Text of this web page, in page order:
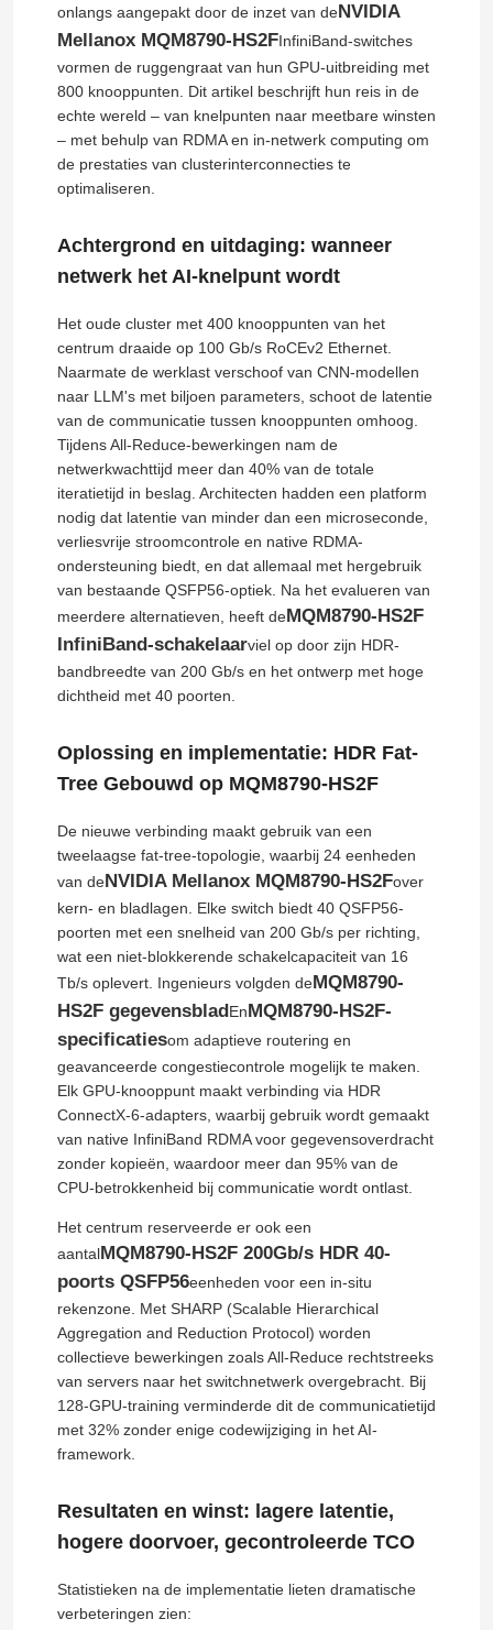
Producten
Video's
onlangs aangepakt door de inzet van deNVIDIA
Mellanox MQM8790-HS2FInfiniBand-switches
vormen de ruggengraat van hun GPU-uitbreiding met
800 knooppunten. Dit artikel beschrijft hun reis in de
echte wereld – van knelpunten naar meetbare winsten
– met behulp van RDMA en in-netwerk computing om
de prestaties van clusterinterconnecties te
optimaliseren.
Achtergrond en uitdaging: wanneer
netwerk het AI-knelpunt wordt
Het oude cluster met 400 knooppunten van het
centrum draaide op 100 Gb/s RoCEv2 Ethernet.
Naarmate de werklast verschoof van CNN-modellen
naar LLM's met biljoen parameters, schoot de latentie
van de communicatie tussen knooppunten omhoog.
Tijdens All-Reduce-bewerkingen nam de
netwerkwachttijd meer dan 40% van de totale
iteratietijd in beslag. Architecten hadden een platform
nodig dat latentie van minder dan een microseconde,
verliesvrije stroomcontrole en native RDMA-
ondersteuning biedt, en dat allemaal met hergebruik
van bestaande QSFP56-optiek. Na het evalueren van
meerdere alternatieven, heeft deMQM8790-HS2F
InfiniBand-schakelaarviel op door zijn HDR-
bandbreedte van 200 Gb/s en het ontwerp met hoge
dichtheid met 40 poorten.
Oplossing en implementatie: HDR Fat-
Tree Gebouwd op MQM8790-HS2F
De nieuwe verbinding maakt gebruik van een
tweelaagse fat-tree-topologie, waarbij 24 eenheden
van deNVIDIA Mellanox MQM8790-HS2Fover
kern- en bladlagen. Elke switch biedt 40 QSFP56-
poorten met een snelheid van 200 Gb/s per richting,
wat een niet-blokkerende schakelcapaciteit van 16
Tb/s oplevert. Ingenieurs volgden deMQM8790-
HS2F gegevensbladEnMQM8790-HS2F-
specificatiesom adaptieve routering en
geavanceerde congestiecontrole mogelijk te maken.
Elk GPU-knooppunt maakt verbinding via HDR
ConnectX-6-adapters, waarbij gebruik wordt gemaakt
van native InfiniBand RDMA voor gegevensoverdracht
zonder kopieën, waardoor meer dan 95% van de
CPU-betrokkenheid bij communicatie wordt ontlast.
Het centrum reserveerde er ook een
aantalMQM8790-HS2F 200Gb/s HDR 40-
poorts QSFP56eenheden voor een in-situ
rekenzone. Met SHARP (Scalable Hierarchical
Aggregation and Reduction Protocol) worden
collectieve bewerkingen zoals All-Reduce rechtstreeks
van servers naar het switchnetwerk overgebracht. Bij
128-GPU-training verminderde dit de communicatietijd
met 32% zonder enige codewijziging in het AI-
framework.
Resultaten en winst: lagere latentie,
hogere doorvoer, gecontroleerde TCO
Statistieken na de implementatie lieten dramatische
verbeteringen zien: